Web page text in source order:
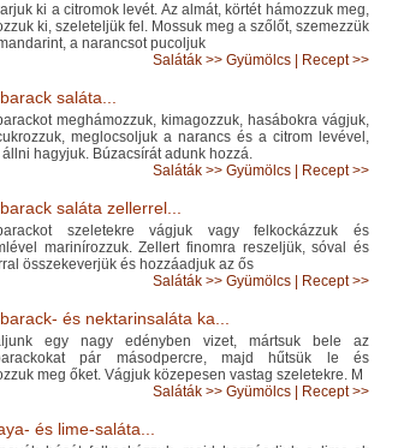
ki a citromok levét. Az almát, körtét hámozzuk meg,
ki, szeleteljük fel. Mossuk meg a szőlőt, szemezzük
a narancsot pucoljuk
Saláták >> Gyümölcs Recept >>
saláta...
meghámozzuk, kimagozzuk, hasábokra vágjuk,
meglocsoljuk a narancs és a citrom levével,
hagyjuk. Búzacsírát adunk hozzá.
Saláták >> Gyümölcs Recept >>
saláta zellerrel...
szeletekre vágjuk vagy felkockázzuk és
marinírozzuk. Zellert finomra reszeljük, sóval és
összekeverjük és hozzáadjuk az ős
Saláták >> Gyümölcs Recept >>
és nektarinsaláta ka...
egy nagy edényben vizet, mártsuk bele az
pár másodpercre, majd hűtsük le és
meg őket. Vágjuk közepesen vastag szeletekre. M
Saláták >> Gyümölcs Recept >>
és lime-saláta...